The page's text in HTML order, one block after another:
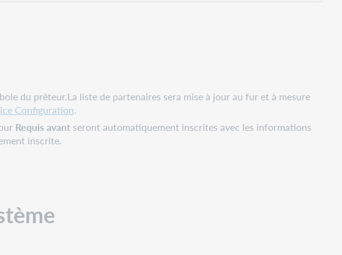
du prêteur.La liste de partenaires sera mise à jour au fur et à mesure
Configuration.
Requis avant seront automatiquement inscrites avec les informations
inscrite.